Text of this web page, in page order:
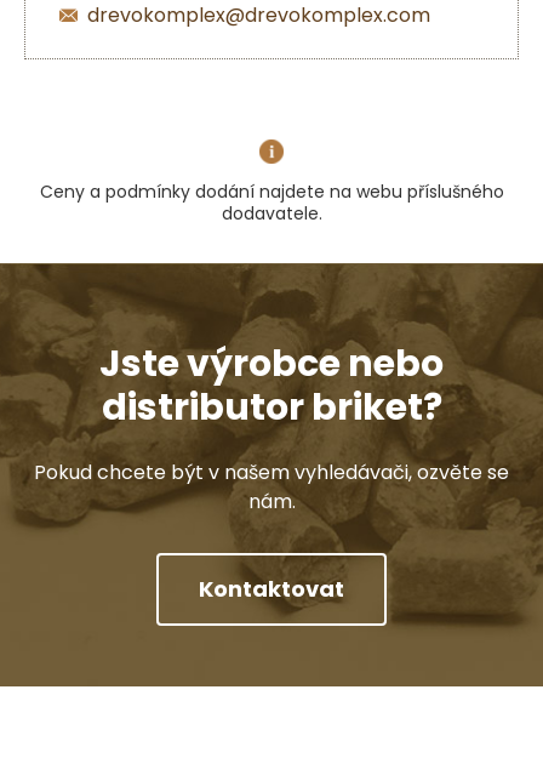
drevokomplex@drevokomplex.com
Ceny a podmínky dodání najdete na webu příslušného
dodavatele.
Jste výrobce nebo
distributor briket?
Pokud chcete být v našem vyhledávači, ozvěte se
nám.
Kontaktovat